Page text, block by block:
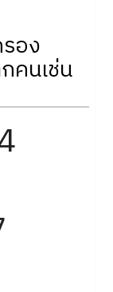
อง
คนเช่น